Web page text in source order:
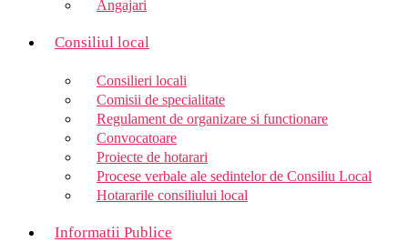
Angajari
Consiliul local
Consilieri locali
Comisii de specialitate
Regulament de organizare si functionare
Convocatoare
Proiecte de hotarari
Procese verbale ale sedintelor de Consiliu Local
Hotararile consiliului local
Informatii Publice